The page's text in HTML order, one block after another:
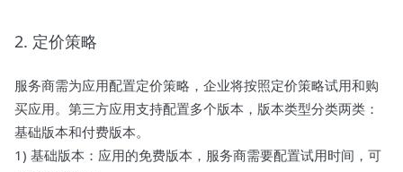
2. 定价策略
服务商需为应用配置定价策略，企业将按照定价策略试用和购
买应用。第三方应用支持配置多个版本，版本类型分类两类：
基础版本和付费版本。
1) 基础版本：应用的免费版本，服务商需要配置试用时间，可